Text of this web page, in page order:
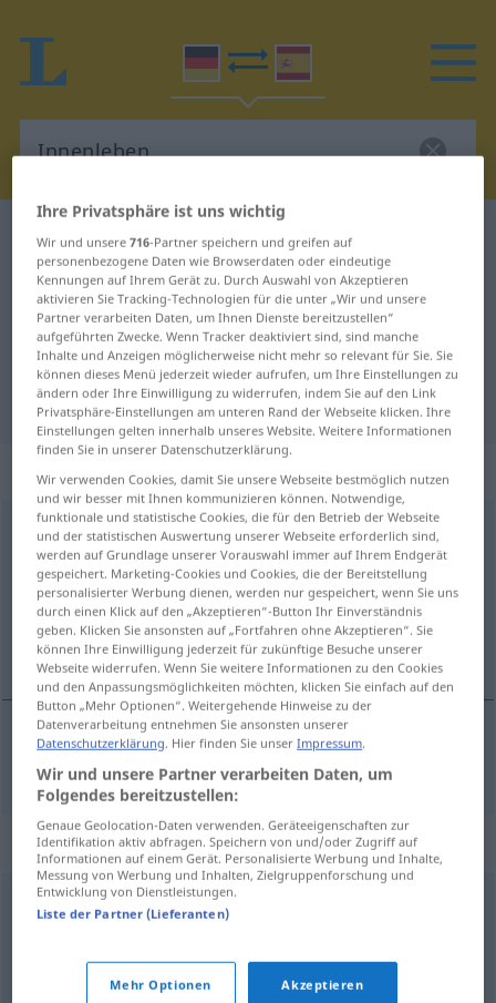
Deutsch-Spanisch Wörterbuch Innenleben
Deutsch-Spanisch Übersetzung für
"Innenleben"
"Innenleben" Spanisch
Übersetzung
„Innenleben“: Neutrum
Innenlebenn <Innenlebens ;Innenleben>
Übersicht aller Übersetzungen
(Für mehr Details die Übersetzung anklicken/antippen)
vida interior
vidaf interior Innenleben
Synonyme für "Innenleben"
Eingeweide (fig.),Innereien (fig.)
Seele
Ihre Privatsphäre ist uns wichtig
Wir und unsere716-Partner speichern und greifen auf
personenbezogene Daten wie Browserdaten oder eindeutige
Kennungen auf Ihrem Gerät zu. Durch Auswahl von Akzeptieren
aktivieren Sie Tracking-Technologien für die unter „Wir und unsere
Partner verarbeiten Daten, um Ihnen Dienste bereitzustellen“
aufgeführten Zwecke. Wenn Tracker deaktiviert sind, sind manche
Inhalte und Anzeigen möglicherweise nicht mehr so relevant für Sie. Sie
können dieses Menü jederzeit wieder aufrufen, um Ihre Einstellungen zu
ändern oder Ihre Einwilligung zu widerrufen, indem Sie auf den Link
Privatsphäre-Einstellungen am unteren Rand der Webseite klicken. Ihre
Einstellungen gelten innerhalb unseres Website. Weitere Informationen
finden Sie in unserer Datenschutzerklärung.
Wir verwenden Cookies, damit Sie unsere Webseite bestmöglich nutzen
und wir besser mit Ihnen kommunizieren können. Notwendige,
funktionale und statistische Cookies, die für den Betrieb der Webseite
und der statistischen Auswertung unserer Webseite erforderlich sind,
werden auf Grundlage unserer Vorauswahl immer auf Ihrem Endgerät
gespeichert. Marketing-Cookies und Cookies, die der Bereitstellung
personalisierter Werbung dienen, werden nur gespeichert, wenn Sie uns
durch einen Klick auf den „Akzeptieren“-Button Ihr Einverständnis
geben. Klicken Sie ansonsten auf „Fortfahren ohne Akzeptieren“. Sie
können Ihre Einwilligung jederzeit für zukünftige Besuche unserer
Webseite widerrufen. Wenn Sie weitere Informationen zu den Cookies
und den Anpassungsmöglichkeiten möchten, klicken Sie einfach auf den
Button „Mehr Optionen“. Weitergehende Hinweise zu der
Datenverarbeitung entnehmen Sie ansonsten unserer
Datenschutzerklärung. Hier finden Sie unserImpressum.
Wir und unsere Partner verarbeiten Daten, um
Folgendes bereitzustellen:
Genaue Geolocation-Daten verwenden. Geräteeigenschaften zur
Identifikation aktiv abfragen. Speichern von und/oder Zugriff auf
Informationen auf einem Gerät. Personalisierte Werbung und Inhalte,
Messung von Werbung und Inhalten, Zielgruppenforschung und
Entwicklung von Dienstleistungen.
Liste der Partner (Lieferanten)
Mehr Optionen Akzeptieren